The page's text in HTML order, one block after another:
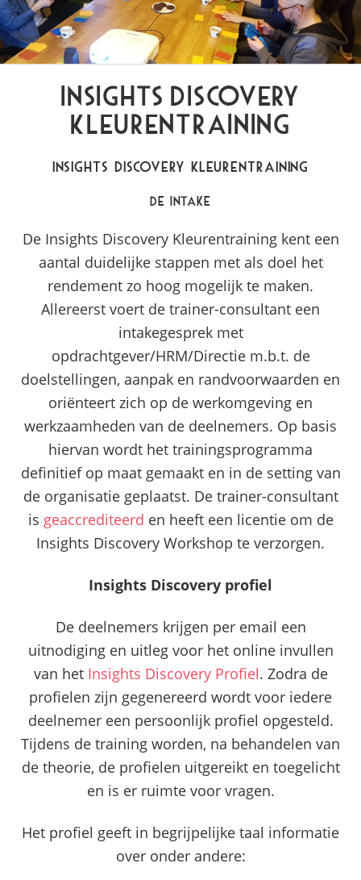
Insights Discovery
Kleurentraining
Insights Discovery Kleurentraining
De intake
De Insights Discovery Kleurentraining kent een
aantal duidelijke stappen met als doel het
rendement zo hoog mogelijk te maken.
Allereerst voert de trainer-consultant een
intakegesprek met
opdrachtgever/HRM/Directie m.b.t. de
doelstellingen, aanpak en randvoorwaarden en
oriënteert zich op de werkomgeving en
werkzaamheden van de deelnemers. Op basis
hiervan wordt het trainingsprogramma
definitief op maat gemaakt en in de setting van
de organisatie geplaatst. De trainer-consultant
is geaccrediteerd en heeft een licentie om de
Insights Discovery Workshop te verzorgen.
Insights Discovery profiel
De deelnemers krijgen per email een
uitnodiging en uitleg voor het online invullen
van het Insights Discovery Profiel. Zodra de
profielen zijn gegenereerd wordt voor iedere
deelnemer een persoonlijk profiel opgesteld.
Tijdens de training worden, na behandelen van
de theorie, de profielen uitgereikt en toegelicht
en is er ruimte voor vragen.
Het profiel geeft in begrijpelijke taal informatie
over onder andere: